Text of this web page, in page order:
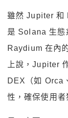
雖然 Jupiter 和
是 Solana 生態
Raydium 在內
上說，Jupiter
DEX（如 Orca
性，確保使用者